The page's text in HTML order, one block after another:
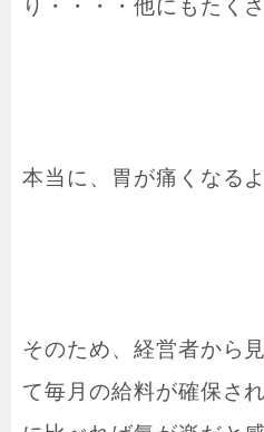
り・・・・他にもたくさ
本当に、胃が痛くなる
そのため、経営者から
て毎月の給料が確保さ